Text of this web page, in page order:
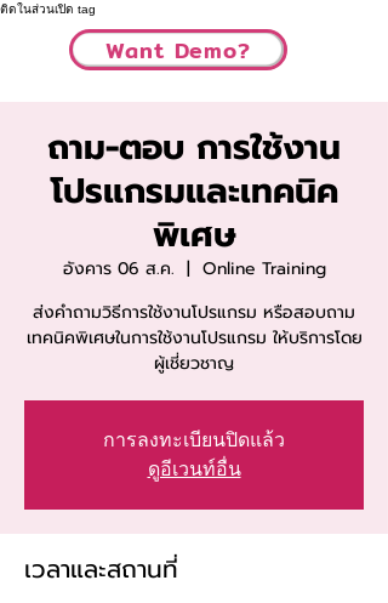
ติดในส่วนเปิด tag
Want Demo?
ถาม-ตอบ การใช้งาน
โปรแกรมและเทคนิค
พิเศษ
อังคาร 06 ส.ค.
  |
Online Training
ส่งคำถามวิธีการใช้งานโปรแกรม หรือสอบถาม
เทคนิคพิเศษในการใช้งานโปรแกรม ให้บริการโดย
ผู้เชี่ยวชาญ
การลงทะเบียนปิดแล้ว
ดูอีเวนท์อื่น
เวลาและสถานที่